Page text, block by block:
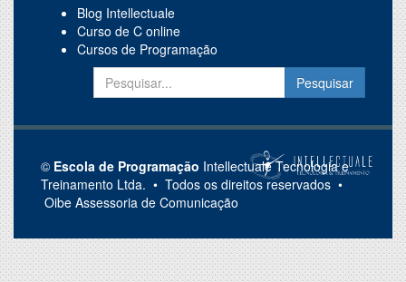
Blog Intellectuale
Curso de C online
Cursos de Programação
© Escola de Programação Intellectuale Tecnologia e
Treinamento Ltda. • Todos os direitos reservados •
Oibe Assessoria de Comunicação